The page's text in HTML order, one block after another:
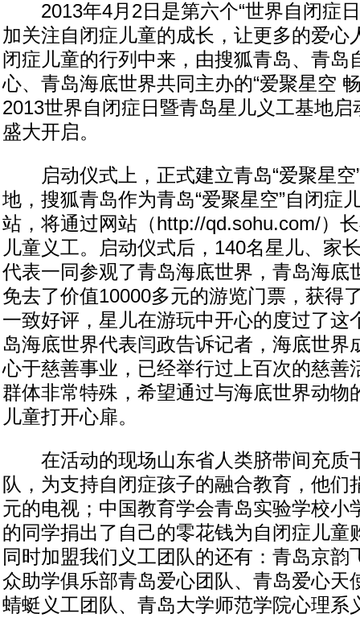
2013年4月2日是第六个“世界自闭症日
加关注自闭症儿童的成长，让更多的爱心
闭症儿童的行列中来，由搜狐青岛、青岛
心、青岛海底世界共同主办的“爱聚星空
2013世界自闭症日暨青岛星儿义工基地
盛大开启。
启动仪式上，正式建立青岛“爱聚星空
地，搜狐青岛作为青岛“爱聚星空”自闭症
站，将通过网站（http://qd.sohu.com/）
儿童义工。启动仪式后，140名星儿、家
代表一同参观了青岛海底世界，青岛海底
免去了价值10000多元的游览门票，获得
一致好评，星儿在游玩中开心的度过了这
岛海底世界代表闫政告诉记者，海底世界
心于慈善事业，已经举行过上百次的慈善
群体非常特殊，希望通过与海底世界动物
儿童打开心扉。
在活动的现场山东省人类脐带间充质
队，为支持自闭症孩子的融合教育，他们
元的电视；中国教育学会青岛实验学校小
的同学捐出了自己的零花钱为自闭症儿童
同时加盟我们义工团队的还有：青岛京韵
众助学俱乐部青岛爱心团队、青岛爱心天
蜻蜓义工团队、青岛大学师范学院心理系